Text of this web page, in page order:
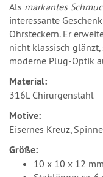
Als markantes
interessante
Ohrsteckern. Er
nicht klassisch
moderne Plug-Optik
Material:
316L Chirurgenstahl
Motive:
Eisernes Kreuz,
Größe:
10 x 10 x 12 mm